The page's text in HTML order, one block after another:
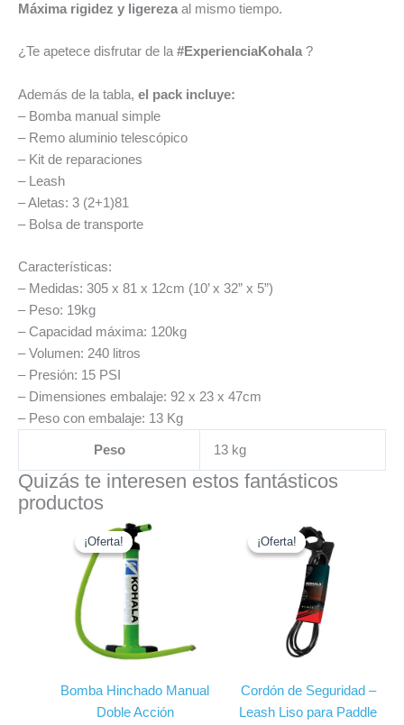
Máxima rigidez y ligereza al mismo tiempo.
¿Te apetece disfrutar de la#ExperienciaKohala?
Además de la tabla, el pack incluye:
– Bomba manual simple
– Remo aluminio telescópico
– Kit de reparaciones
– Leash
– Aletas: 3 (2+1)81
– Bolsa de transporte
Características:
– Medidas: 305 x 81 x 12cm (10’ x 32” x 5”)
– Peso: 19kg
– Capacidad máxima: 120kg
– Volumen: 240 litros
– Presión: 15 PSI
– Dimensiones embalaje: 92 x 23 x 47cm
– Peso con embalaje: 13 Kg
Peso 13 kg
Quizás te interesen estos fantásticos
productos
¡Oferta!
¡Oferta!
Bomba Hinchado Manual
Doble Acción
El
precio
original
era:
44.99€.
¡Oferta!
¡Oferta!
Cordón de Seguridad –
Leash Liso para Paddle
precio
original
era:
19.99€.